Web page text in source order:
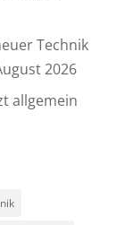
Technik
2026
allgemein